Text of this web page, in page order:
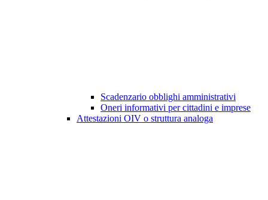
Scadenzario obblighi amministrativi
Oneri informativi per cittadini e imprese
Attestazioni OIV o struttura analoga